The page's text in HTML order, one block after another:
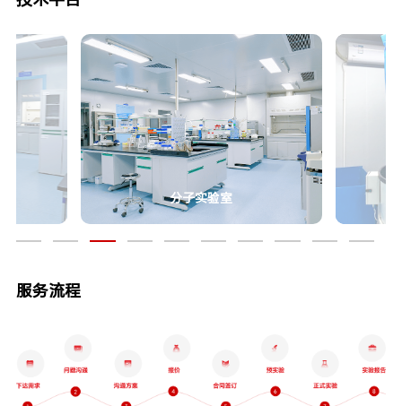
分子实验室
服务流程